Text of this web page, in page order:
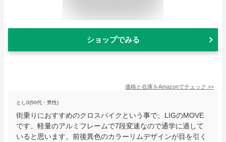
ショップでみる
価格と在庫をAmazonでチェック >>
とし0(50代・男性)
街乗りにおすすめのクロスバイクという事で、LIGのMOVE
です。軽量のアルミフレームで7段変速なので通学に適して
いると思います。前後異色のカラーリムデザインが目を引く